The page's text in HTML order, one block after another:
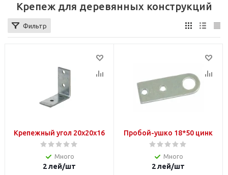
Крепеж для деревянных конструкций
Фильтр
Крепежный угол 20x20x16
Много
2лей/шт
Пробой-ушко 18*50 цинк
Много
2лей/шт